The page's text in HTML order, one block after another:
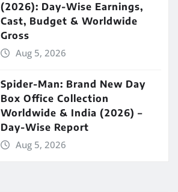
(2026): Day-Wise Earnings,
Cast, Budget & Worldwide
Gross
Aug 5, 2026
Spider-Man: Brand New Day
Box Office Collection
Worldwide & India (2026) –
Day-Wise Report
Aug 5, 2026